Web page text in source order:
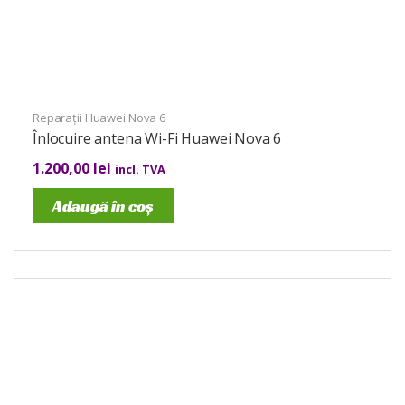
Reparații Huawei Nova 6
Înlocuire antena Wi-Fi Huawei Nova 6
1.200,00 lei incl. TVA
Adaugă în coș